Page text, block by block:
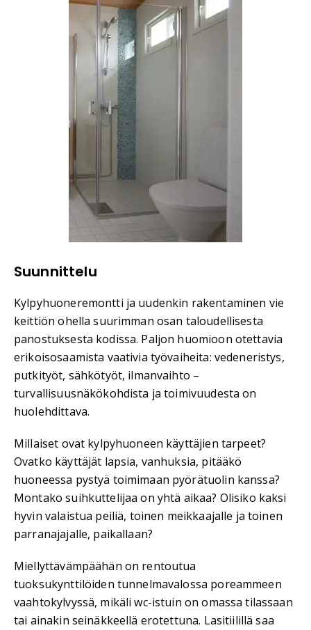
Suunnittelu
Kylpyhuoneremontti ja uudenkin rakentaminen vie
keittiön ohella suurimman osan taloudellisesta
panostuksesta kodissa. Paljon huomioon otettavia
erikoisosaamista vaativia työvaiheita: vedeneristys,
putkityöt, sähkötyöt, ilmanvaihto –
turvallisuusnäkökohdista ja toimivuudesta on
huolehdittava.
Millaiset ovat kylpyhuoneen käyttäjien tarpeet?
Ovatko käyttäjät lapsia, vanhuksia, pitääkö
huoneessa pystyä toimimaan pyörätuolin kanssa?
Montako suihkuttelijaa on yhtä aikaa? Olisiko kaksi
hyvin valaistua peiliä, toinen meikkaajalle ja toinen
parranajajalle, paikallaan?
Miellyttävämpäähän on rentoutua
tuoksukynttilöiden tunnelmavalossa poreammeen
vaahtokylvyssä, mikäli wc-istuin on omassa tilassaan
tai ainakin seinäkkeellä erotettuna. Lasitiilillä saa